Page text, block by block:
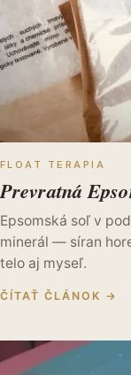
FLOAT TERAPIA
Prevratná
Epsomská soľ v
minerál — síran
telo aj myseľ.
ČÍTAŤ ČLÁNOK →